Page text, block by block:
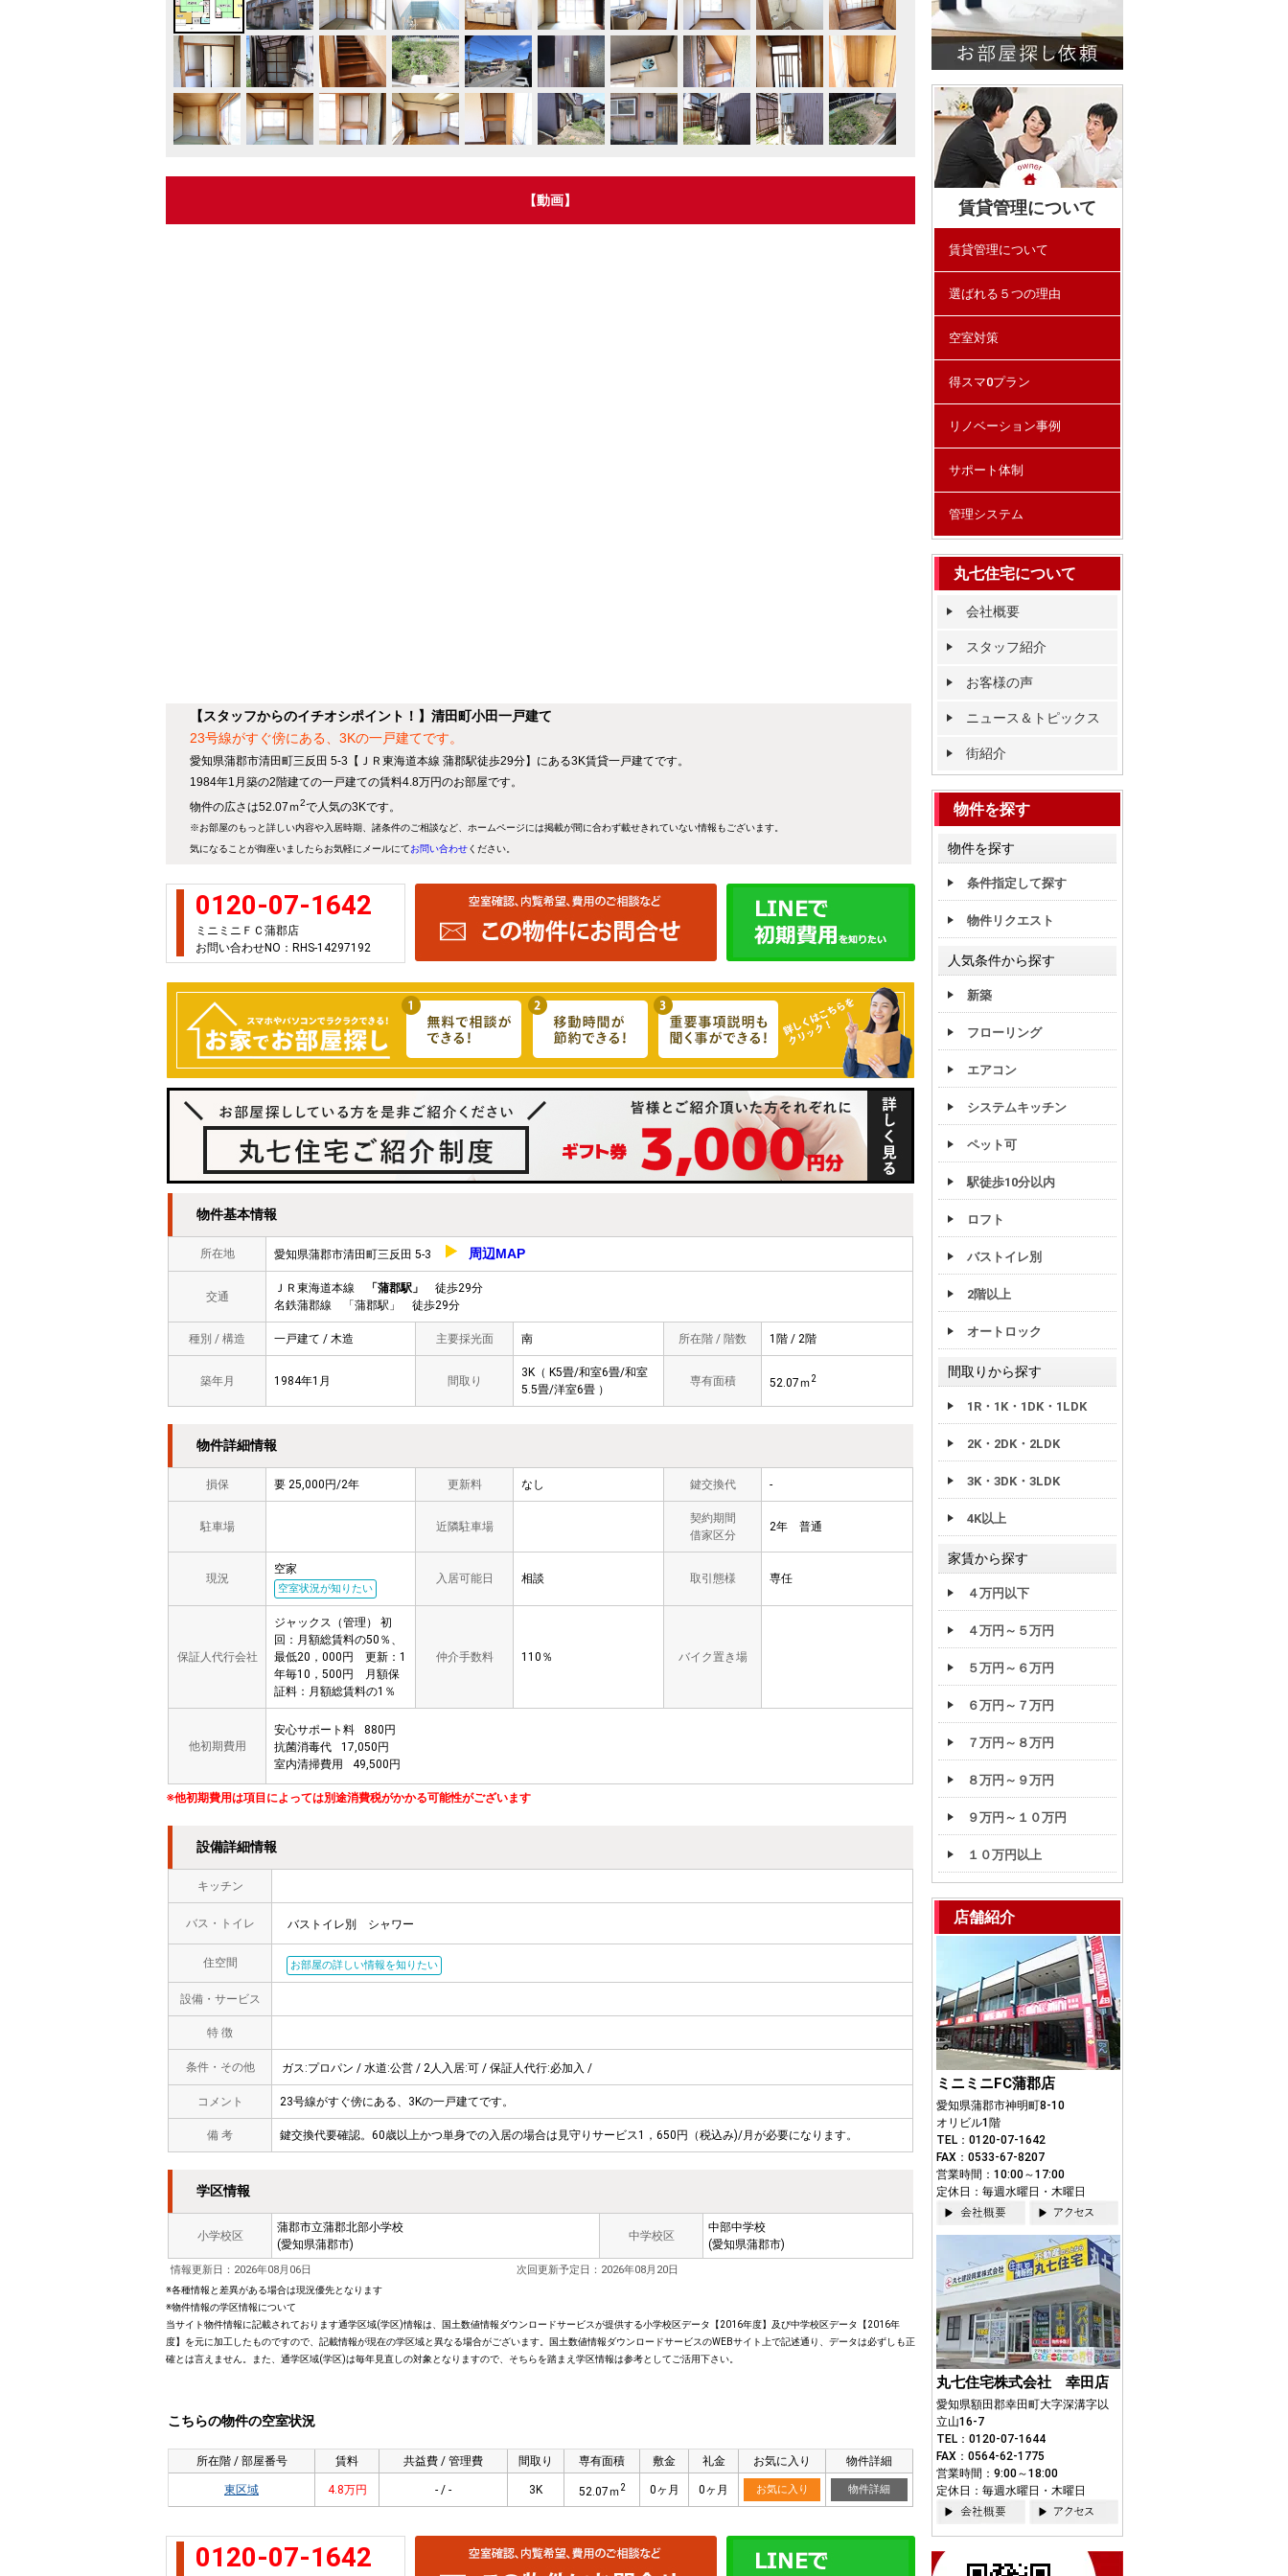
【スタッフからのイチオシポイント！】清田町小田一戸建て
23号線がすぐ傍にある、3Kの一戸建てです。
愛知県蒲郡市清田町三反田 5-3【ＪＲ東海道本線 蒲郡駅徒歩29分】にある3K賃貸一戸建てです。
1984年1月築の2階建ての一戸建ての賃料4.8万円のお部屋です。
物件の広さは52.07ｍ2で人気の3Kです。
※お部屋のもっと詳しい内容や入居時期、諸条件のご相談など、ホームページには掲載が間に合わず載せきれていない情報もございます。
気になることが御座いましたらお気軽にメールにてお問い合わせください。
0120-07-1642
ミニミニＦＣ蒲郡店
お問い合わせNO：RHS-14297192
物件基本情報
所在地 愛知県蒲郡市清田町三反田 5-3 周辺MAP
交通
ＪＲ東海道本線 「蒲郡駅」
徒歩29分
名鉄蒲郡線 「蒲郡駅」 徒歩29分
種別 / 構造 一戸建て / 木造 主要採光面 南 所在階 / 階数 1階 / 2階
築年月 1984年1月 間取り
3K（ K5畳/和室6畳/和室
5.5畳/洋室6畳 ）
専有面積 52.07ｍ2
物件詳細情報
損保 要 25,000円/2年 更新料 なし 鍵交換代 -
駐車場 近隣駐車場
契約期間
借家区分
2年 普通
現況
空家
空室状況が知りたい
入居可能日 相談 取引態様 専任
保証人代行会社
ジャックス（管理） 初
回：月額総賃料の50％、
最低20，000円 更新：1
年毎10，500円 月額保
証料：月額総賃料の1％
仲介手数料 110％ バイク置き場
他初期費用
安心サポート料
880円
抗菌消毒代
17,050円
室内清掃費用
49,500円
※他初期費用は項目によっては別途消費税がかかる可能性がございます
設備詳細情報
キッチン
バス・トイレ バストイレ別 シャワー
住空間 お部屋の詳しい情報を知りたい
設備・サービス
特 徴
条件・その他 ガス:プロパン / 水道:公営 / 2人入居:可 / 保証人代行:必加入 /
コメント 23号線がすぐ傍にある、3Kの一戸建てです。
備 考 鍵交換代要確認。60歳以上かつ単身での入居の場合は見守りサービス1，650円（税込み)/月が必要になります。
学区情報
小学校区
蒲郡市立蒲郡北部小学校
(愛知県蒲郡市)
中学校区
中部中学校
(愛知県蒲郡市)
情報更新日：2026年08月06日 次回更新予定日：2026年08月20日
※各種情報と差異がある場合は現況優先となります
※物件情報の学区情報について
当サイト物件情報に記載されております通学区域(学区)情報は、国土数値情報ダウンロードサービスが提供する小学校区データ【2016年度】及び中学校区データ【2016年
度】を元に加工したものですので、記載情報が現在の学区域と異なる場合がございます。国土数値情報ダウンロードサービスのWEBサイト上で記述通り、データは必ずしも正
確とは言えません。また、通学区域(学区)は毎年見直しの対象となりますので、そちらを踏まえ学区情報は参考としてご活用下さい。
こちらの物件の空室状況
所在階 / 部屋番号 賃料 共益費 / 管理費 間取り 専有面積 敷金 礼金 お気に入り 物件詳細
東区域 4.8万円 - / - 3K 52.07ｍ2 0ヶ月 0ヶ月 お気に入り 物件詳細
0120-07-1642
賃貸管理について
賃貸管理について
選ばれる５つの理由
空室対策
得スマ0プラン
リノベーション事例
サポート体制
管理システム
丸七住宅について
会社概要
スタッフ紹介
お客様の声
ニュース＆トピックス
街紹介
物件を探す
物件を探す
条件指定して探す
物件リクエスト
人気条件から探す
新築
フローリング
エアコン
システムキッチン
ペット可
駅徒歩10分以内
ロフト
バストイレ別
2階以上
オートロック
間取りから探す
1R・1K・1DK・1LDK
2K・2DK・2LDK
3K・3DK・3LDK
4K以上
家賃から探す
４万円以下
４万円～５万円
５万円～６万円
６万円～７万円
７万円～８万円
８万円～９万円
９万円～１０万円
１０万円以上
店舗紹介
ミニミニFC蒲郡店
愛知県蒲郡市神明町8-10
オリビル1階
TEL：0120-07-1642
FAX：0533-67-8207
営業時間：10:00～17:00
定休日：毎週水曜日・木曜日
丸七住宅株式会社 幸田店
愛知県額田郡幸田町大字深溝字以
立山16-7
TEL：0120-07-1644
FAX：0564-62-1775
営業時間：9:00～18:00
定休日：毎週水曜日・木曜日